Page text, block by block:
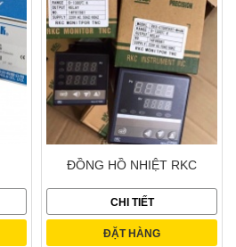
ĐỒNG HỒ NHIỆT RKC
CHI TIẾT
ĐẶT HÀNG